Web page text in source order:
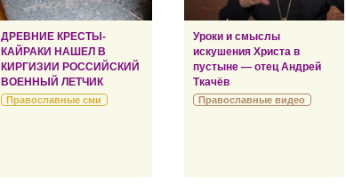
ДРЕВНИЕ КРЕСТЫ-
КАЙРАКИ НАШЕЛ В
КИРГИЗИИ РОССИЙСКИЙ
ВОЕННЫЙ ЛЕТЧИК
Православные сми
Уроки и смыслы
искушения Христа в
пустыне — отец Андрей
Ткачёв
Православные видео